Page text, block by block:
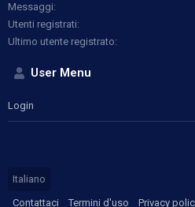
Messaggi
Utenti registrati
Ultimo utente registrato
User Menu
Login
Italiano
Contattaci
Termini d'uso Privacy